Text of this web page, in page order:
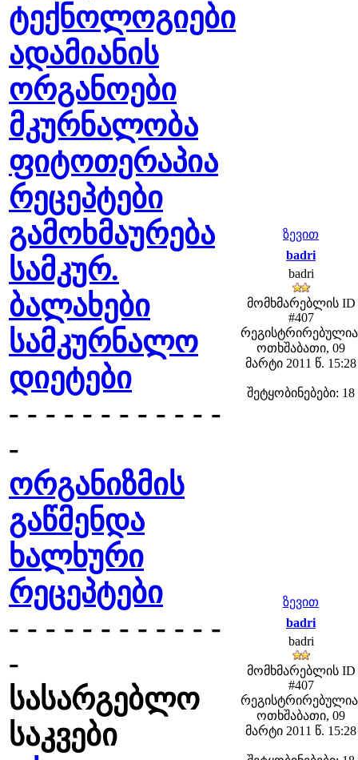
ტექნოლოგიები
ადამიანის
ორგანოები
მკურნალობა
ფიტოთერაპია
რეცეპტები
გამოხმაურება
სამკურ.
ბალახები
სამკურნალო
დიეტები
- - - - - - - - - - - -
-
ორგანიზმის
გაწმენდა
ხალხური
რეცეპტები
- - - - - - - - - - - -
-
სასარგებლო
საკვები
ზევით
badri
badri
მომხმარებლის ID
#407
ოთხშაბათი, 09
მარტი 2011 წ. 15:28
შეტყობინებები: 18
ზევით
badri
badri
მომხმარებლის ID
#407
ოთხშაბათი, 09
მარტი 2011 წ. 15:28